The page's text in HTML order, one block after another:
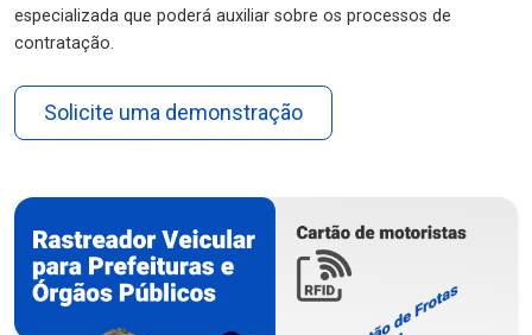
especializada que poderá auxiliar sobre os processos de
contratação.
Solicite uma demonstração